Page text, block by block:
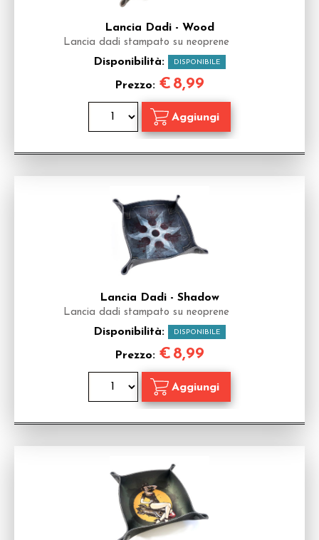
Lancia Dadi - Wood
Lancia dadi stampato su neoprene
Disponibilità: DISPONIBILE
Prezzo: € 8,99
Lancia Dadi - Shadow
Lancia dadi stampato su neoprene
Disponibilità: DISPONIBILE
Prezzo: € 8,99